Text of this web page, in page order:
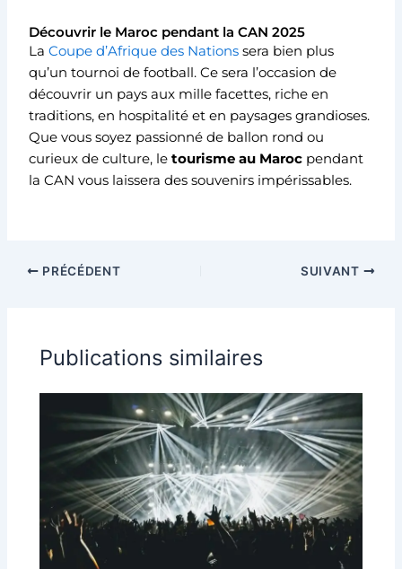
Découvrir le Maroc pendant la CAN 2025
LaCoupe d’Afrique des Nations sera bien plus
qu’un tournoi de football. Ce sera l’occasion de
découvrir un pays aux mille facettes, riche en
traditions, en hospitalité et en paysages grandioses.
Que vous soyez passionné de ballon rond ou
curieux de culture, letourisme au Maroc pendant
la CAN vous laissera des souvenirs impérissables.
PRÉCÉDENT SUIVANT
Publications similaires